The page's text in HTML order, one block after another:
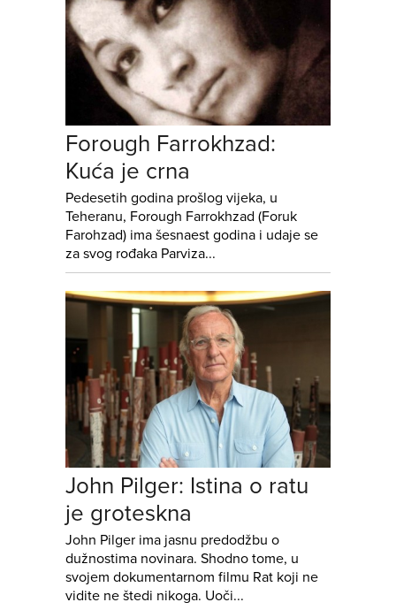
Forough Farrokhzad:
Kuća je crna
Pedesetih godina prošlog vijeka, u
Teheranu, Forough Farrokhzad (Foruk
Farohzad) ima šesnaest godina i udaje se
za svog rođaka Parviza...
John Pilger: Istina o ratu
je groteskna
John Pilger ima jasnu predodžbu o
dužnostima novinara. Shodno tome, u
svojem dokumentarnom filmu Rat koji ne
vidite ne štedi nikoga. Uoči...